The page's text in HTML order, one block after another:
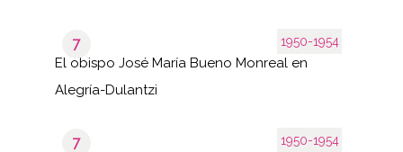
1950-1954
7
El obispo José María Bueno Monreal en
Alegría-Dulantzi
1950-1954
7